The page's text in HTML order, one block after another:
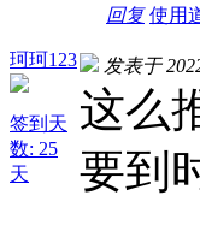
回复 使用
珂珂123
签到天
数: 25
天
发表于
这么
要到